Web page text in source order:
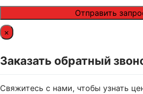
×
Заказать обратный
Свяжитесь с нами, чтобы узнать